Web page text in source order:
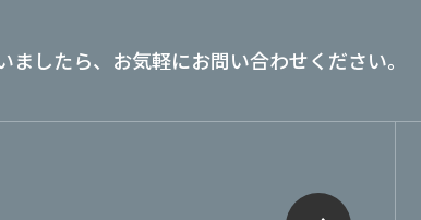
ましたら、お気軽にお問い合わせください。